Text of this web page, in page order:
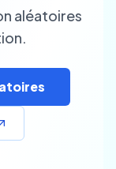
aléatoires